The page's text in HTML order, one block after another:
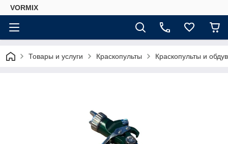
VORMIX
Товары и услуги Краскопульты Краскопульты и